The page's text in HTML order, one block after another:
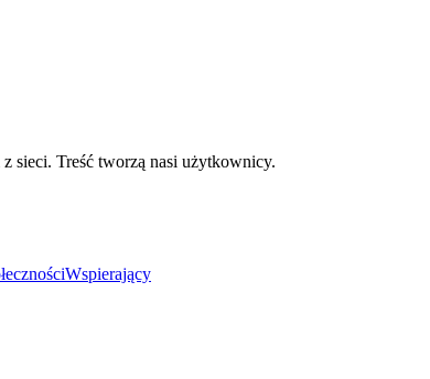
sieci. Treść tworzą nasi użytkownicy.
Wspierający